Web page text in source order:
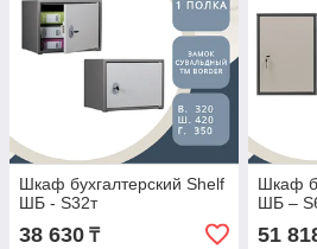
Шкаф бухгалтерский Shelf
ШБ - S32т
38 630 ₸
Шкаф
ШБ –
51